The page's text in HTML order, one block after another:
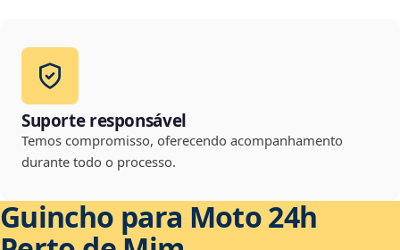
Suporte responsável
Temos compromisso, oferecendo acompanhamento
durante todo o processo.
Guincho para Moto 24h